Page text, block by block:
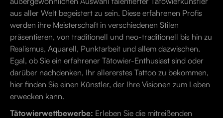
aus aller Welt begeistert zu sein. Diese erfahrenen Profis
werden ihre Meisterschaft in verschiedenen Stilen
präsentieren, von traditionell und neo-traditionell bis hin zu
Realismus, Aquarell, Punktarbeit und allem dazwischen.
Egal, ob Sie ein erfahrener Tätowier-Enthusiast sind oder
darüber nachdenken, Ihr allererstes Tattoo zu bekommen,
hier finden Sie einen Künstler, der Ihre Visionen zum Leben
erwecken kann.
Tätowierwettbewerbe: Erleben Sie die mitreißenden